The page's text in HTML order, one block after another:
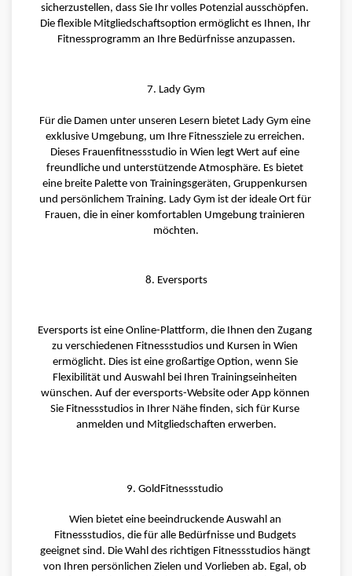
sicherzustellen, dass Sie Ihr volles Potenzial ausschöpfen.
Die flexible Mitgliedschaftsoption ermöglicht es Ihnen, Ihr
Fitnessprogramm an Ihre Bedürfnisse anzupassen.
7. Lady Gym
Für die Damen unter unseren Lesern bietet Lady Gym eine
exklusive Umgebung, um Ihre Fitnessziele zu erreichen.
Dieses Frauenfitnessstudio in Wien legt Wert auf eine
freundliche und unterstützende Atmosphäre. Es bietet
eine breite Palette von Trainingsgeräten, Gruppenkursen
und persönlichem Training. Lady Gym ist der ideale Ort für
Frauen, die in einer komfortablen Umgebung trainieren
möchten.
8. Eversports
Eversports ist eine Online-Plattform, die Ihnen den Zugang
zu verschiedenen Fitnessstudios und Kursen in Wien
ermöglicht. Dies ist eine großartige Option, wenn Sie
Flexibilität und Auswahl bei Ihren Trainingseinheiten
wünschen. Auf der eversports-Website oder App können
Sie Fitnessstudios in Ihrer Nähe finden, sich für Kurse
anmelden und Mitgliedschaften erwerben.
9. GoldFitnessstudio
Wien bietet eine beeindruckende Auswahl an
Fitnessstudios, die für alle Bedürfnisse und Budgets
geeignet sind. Die Wahl des richtigen Fitnessstudios hängt
von Ihren persönlichen Zielen und Vorlieben ab. Egal, ob